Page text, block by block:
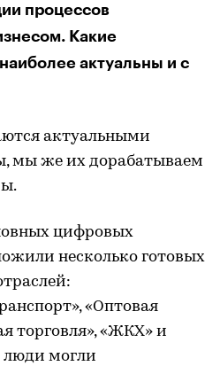
процессов
Какие
актуальны и с
актуальными
мы же их дорабатываем
цифровых
несколько готовых
«Оптовая
торговля», «ЖКХ» и
люди могли